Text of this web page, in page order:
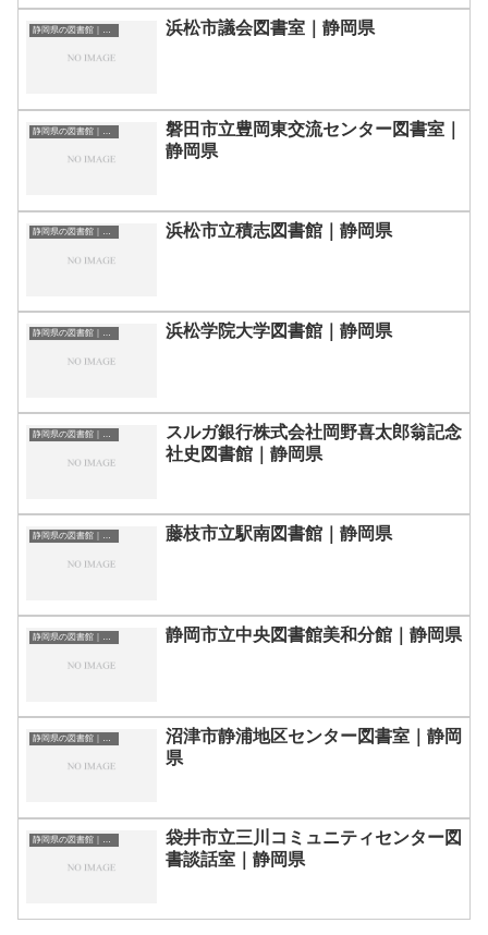
浜松市議会図書室｜静岡県
磐田市立豊岡東交流センター図書室｜
静岡県
静岡県の図書館｜勉強できる場所 浜松市立積志図書館｜静岡県
静岡県の図書館｜勉強できる場所 浜松学院大学図書館｜静岡県
静岡県の図書館｜勉強できる場所
スルガ銀行株式会社岡野喜太郎翁記念
社史図書館｜静岡県
静岡県の図書館｜勉強できる場所 藤枝市立駅南図書館｜静岡県
静岡県の図書館｜勉強できる場所 静岡市立中央図書館美和分館｜静岡県
静岡県の図書館｜勉強できる場所
沼津市静浦地区センター図書室｜静岡
県
袋井市立三川コミュニティセンター図
書談話室｜静岡県